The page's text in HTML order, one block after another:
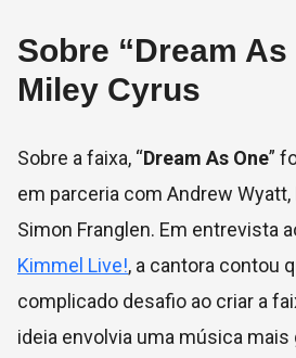
Sobre “Dream As
Miley Cyrus
Sobre a faixa, “Dream As One” f
em parceria com Andrew Wyatt,
Simon Franglen. Em entrevista
Kimmel Live!, a cantora contou
complicado desafio ao criar a
ideia envolvia uma música mais